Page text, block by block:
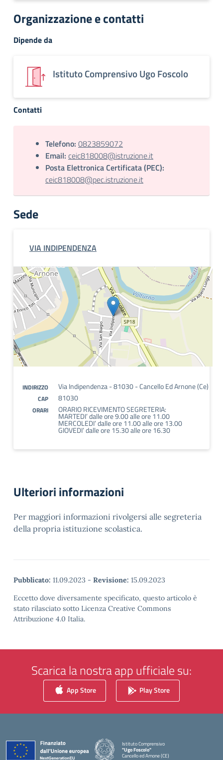
Organizzazione e contatti
Dipende da
Istituto Comprensivo Ugo Foscolo
Contatti
Telefono: 0823859072
Email: ceic818008@istruzione.it
Posta Elettronica Certificata (PEC):
ceic818008@pec.istruzione.it
Sede
VIA INDIPENDENZA
INDIRIZZO Via Indipendenza - 81030 - Cancello Ed Arnone (Ce)
CAP 81030
ORARI ORARIO RICEVIMENTO SEGRETERIA:
MARTEDI’ dalle ore 9.00 alle ore 11.00
MERCOLEDI’ dalle ore 11.00 alle ore 13.00
GIOVEDI’ dalle ore 15.30 alle ore 16.30
Ulteriori informazioni
Per maggiori informazioni rivolgersi alle segreteria
della propria istituzione scolastica.
Pubblicato: 11.09.2023 - Revisione: 15.09.2023
Eccetto dove diversamente specificato, questo articolo è
stato rilasciato sotto Licenza Creative Commons
Attribuzione 4.0 Italia.
Scarica la nostra app ufficiale su:
App Store Play Store
Istituto Comprensivo
"Ugo Foscolo"
Cancello ed Arnone (CE)